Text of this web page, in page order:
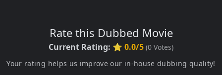
Rate this Dubbed Movie
Current Rating: ⭐ 0.0/5 (0 Votes)
Your rating helps us improve our in-house dubbing quality!